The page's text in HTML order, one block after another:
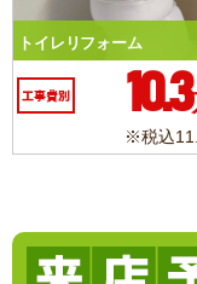
トイレリフォーム
工事費別 10.3
※税込